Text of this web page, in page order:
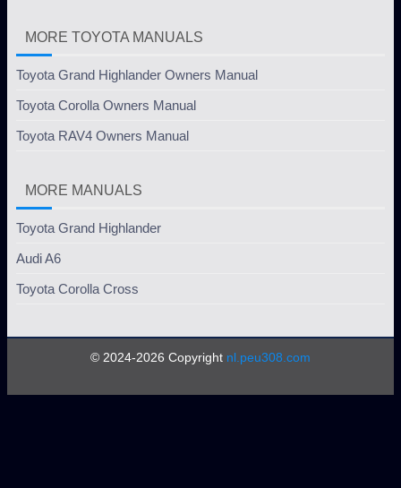
MORE TOYOTA MANUALS
Toyota Grand Highlander Owners Manual
Toyota Corolla Owners Manual
Toyota RAV4 Owners Manual
MORE MANUALS
Toyota Grand Highlander
Audi A6
Toyota Corolla Cross
© 2024-2026 Copyright nl.peu308.com